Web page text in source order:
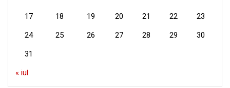
17 18 19 20 21 22 23
24 25 26 27 28 29 30
31
« iul.